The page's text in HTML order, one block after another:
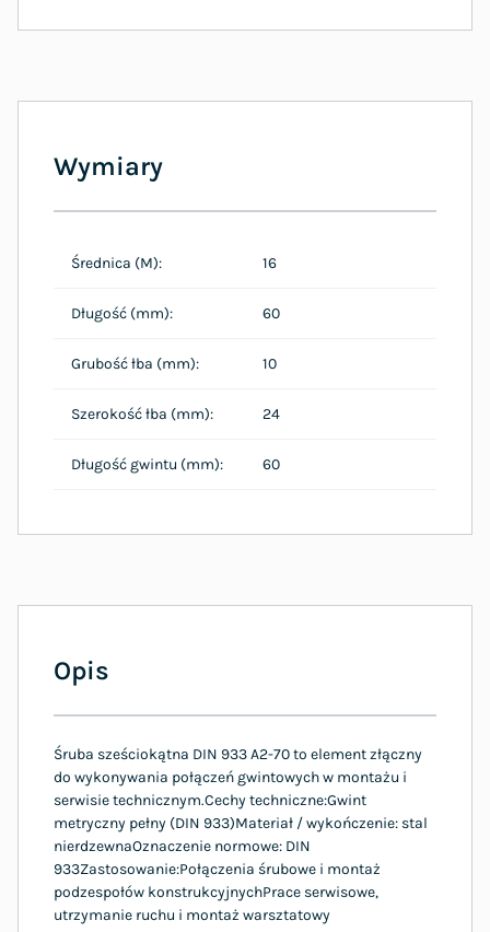
Wymiary
Średnica (M): 16
Długość (mm): 60
Grubość łba (mm): 10
Szerokość łba (mm): 24
Długość gwintu (mm): 60
Opis
Śruba sześciokątna DIN 933 A2-70 to element złączny
do wykonywania połączeń gwintowych w montażu i
serwisie technicznym.Cechy techniczne:Gwint
metryczny pełny (DIN 933)Materiał / wykończenie: stal
nierdzewnaOznaczenie normowe: DIN
933Zastosowanie:Połączenia śrubowe i montaż
podzespołów konstrukcyjnychPrace serwisowe,
utrzymanie ruchu i montaż warsztatowy